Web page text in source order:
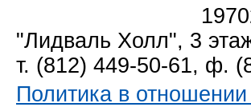
"Лидваль Холл", 3
т. (812) 449-50-61, ф.
Политика в